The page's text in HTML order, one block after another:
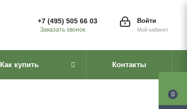
Войти
Мой кабинет
+7 (495) 505 66 03
Заказать звонок
Как купить Контакты
0